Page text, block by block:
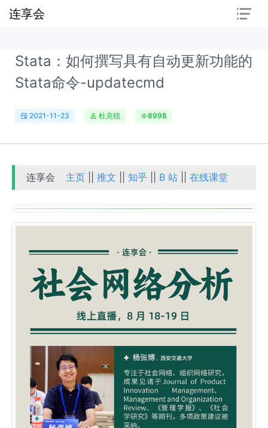
连享会
Stata：如何撰写具有自动更新功能的
Stata命令-updatecmd
2021-11-23 杜克锐 8998
连享会 主页 ||推文 ||知乎 B 站 ||在线课堂